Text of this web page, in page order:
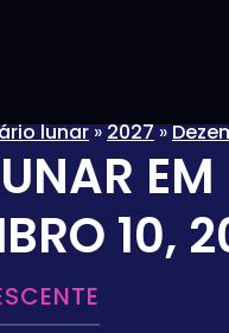
lunar»2027»
EM
10,